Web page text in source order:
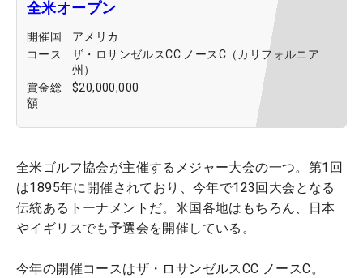
全米オープン
開催国
アメリカ
コース
ザ・ロサンゼルスCC ノースC（カリフォルニア
州）
賞金総
額
$20,000,000
全米ゴルフ協会が主催するメジャー大会の一つ。第1回
は1895年に開催されており、今年で123回大会となる
伝統あるトーナメントだ。米国各地はもちろん、日本
やイギリスでも予選会を開催している。
今年の開催コースはザ・ロサンゼルスCC ノースC。